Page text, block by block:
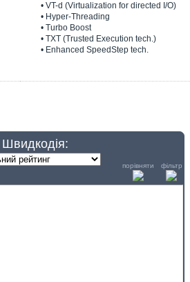
• VT-d (Virtualization for directed I/O)
• Hyper-Threading
• Turbo Boost
• TXT (Trusted Execution tech.)
• Enhanced SpeedStep tech.
Швидкодія:
порівняти фільтр